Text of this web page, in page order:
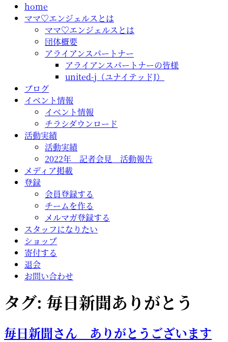
home
ママ♡エンジェルスとは
ママ♡エンジェルスとは
団体概要
アライアンスパートナー
アライアンスパートナーの皆様
united-j（ユナイテッドJ）
ブログ
イベント情報
イベント情報
チラシダウンロード
活動実績
活動実績
2022年 記者会見 活動報告
メディア掲載
登録
会員登録する
チームを作る
メルマガ登録する
スタッフになりたい
ショップ
寄付する
退会
お問い合わせ
タグ: 毎日新聞ありがとう
毎日新聞さん ありがとうございます